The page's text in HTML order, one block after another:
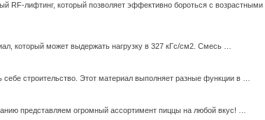
RF-лифтинг, который позволяет эффективно бороться с
который может выдержать нагрузку в 327 кГс/см2. Смесь …
себе строительство. Этот материал выполняет разные функции в …
представляем огромный ассортимент пиццы на любой вкус! …